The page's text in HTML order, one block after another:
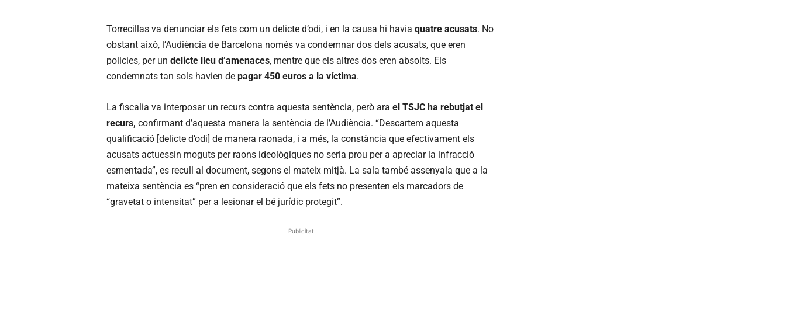
Torrecillas va denunciar els fets com un delicte d’odi, i en la causa hi havia quatre acusats. No
obstant això, l’Audiència de Barcelona només va condemnar dos dels acusats, que eren
policies, per un delicte lleu d’amenaces, mentre que els altres dos eren absolts. Els
condemnats tan sols havien de pagar 450 euros a la víctima.
La fiscalia va interposar un recurs contra aquesta sentència, però ara el TSJC ha rebutjat el
recurs, confirmant d’aquesta manera la sentència de l’Audiència. “Descartem aquesta
qualificació [delicte d’odi] de manera raonada, i a més, la constància que efectivament els
acusats actuessin moguts per raons ideològiques no seria prou per a apreciar la infracció
esmentada”, es recull al document, segons el mateix mitjà. La sala també assenyala que a la
mateixa sentència es “pren en consideració que els fets no presenten els marcadors de
“gravetat o intensitat” per a lesionar el bé jurídic protegit”.
Publicitat